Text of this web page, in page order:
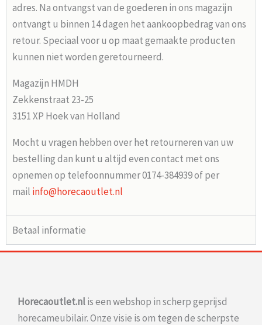
adres. Na ontvangst van de goederen in ons magazijn
ontvangt u binnen 14 dagen het aankoopbedrag van ons
retour. Speciaal voor u op maat gemaakte producten
kunnen niet worden geretourneerd.
Magazijn HMDH
Zekkenstraat 23-25
3151 XP Hoek van Holland
Mocht u vragen hebben over het retourneren van uw
bestelling dan kunt u altijd even contact met ons
opnemen op telefoonnummer 0174-384939 of per
mail info@horecaoutlet.nl
Betaal informatie
Horecaoutlet.nlis een webshop in scherp geprijsd
horecameubilair. Onze visie is om tegen de scherpste